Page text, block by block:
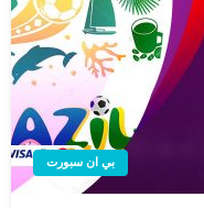
بي ان سبورت